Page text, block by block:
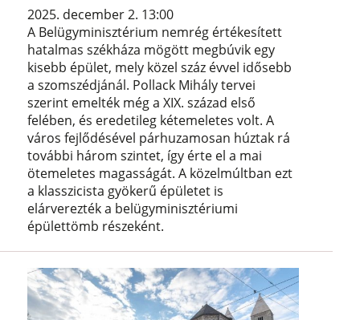
2025. december 2. 13:00
A Belügyminisztérium nemrég értékesített
hatalmas székháza mögött megbúvik egy
kisebb épület, mely közel száz évvel idősebb
a szomszédjánál. Pollack Mihály tervei
szerint emelték még a XIX. század első
felében, és eredetileg kétemeletes volt. A
város fejlődésével párhuzamosan húztak rá
további három szintet, így érte el a mai
ötemeletes magasságát. A közelmúltban ezt
a klasszicista gyökerű épületet is
elárverezték a belügyminisztériumi
épülettömb részeként.